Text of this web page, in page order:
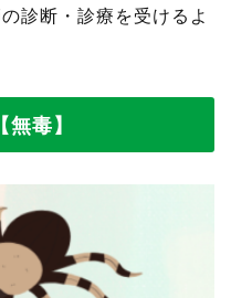
診断・診療を受けるよ
毒】